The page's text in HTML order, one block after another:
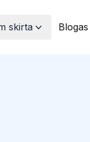
skirta Blogas